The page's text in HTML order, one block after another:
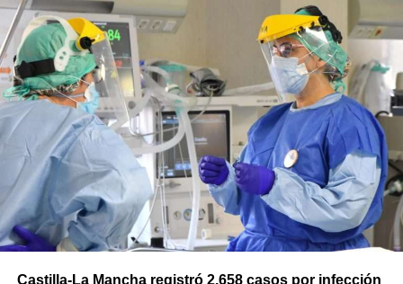
Castilla-La Mancha registró 2.658 casos por infección